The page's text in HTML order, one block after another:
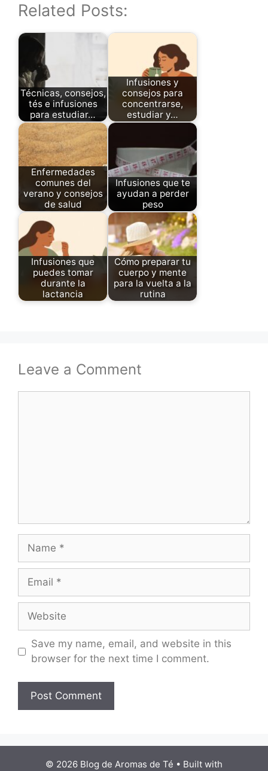
Related Posts:
Técnicas, consejos,
tés e infusiones
para estudiar…
Infusiones y
consejos para
concentrarse,
estudiar y…
Enfermedades
comunes del
verano y consejos
de salud
Infusiones que te
ayudan a perder
peso
Infusiones que
puedes tomar
durante la
lactancia
Cómo preparar tu
cuerpo y mente
para la vuelta a la
rutina
Leave a Comment
Name
Email
Website
Save my name, email, and website in this
browser for the next time I comment.
© 2026 Blog de Aromas de Té • Built with